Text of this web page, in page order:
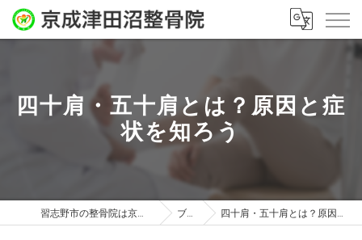
四十肩・五十肩とは？原因と症
状を知ろう
習志野市の整骨院は京成津田沼整骨院 ブログ 四十肩・五十肩とは？原因と症状を知ろう